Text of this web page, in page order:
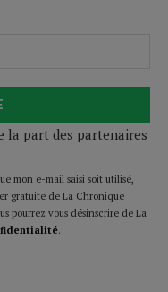
la part des partenaires
mon e-mail saisi soit utilisé,
gratuite de La Chronique
pourrez vous désinscrire de La
.